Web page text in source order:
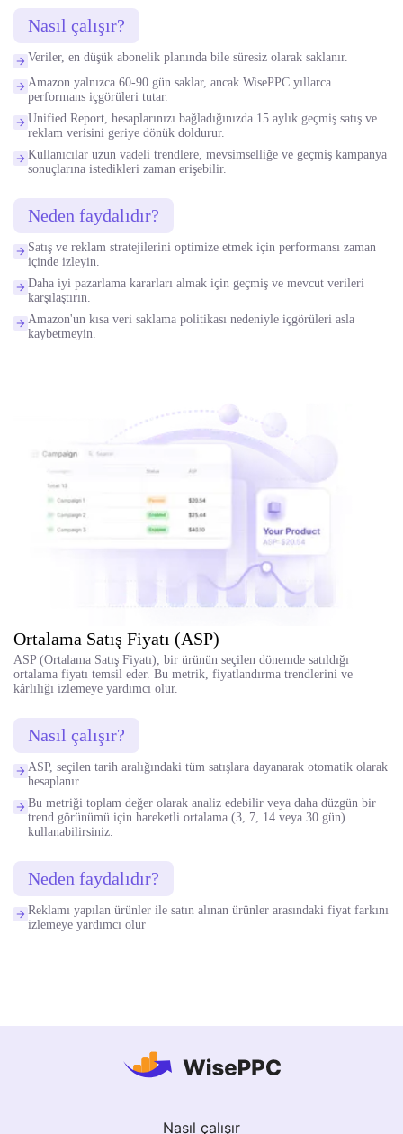
Nasıl çalışır?
Veriler, en düşük abonelik planında bile süresiz olarak saklanır.
Amazon yalnızca 60-90 gün saklar, ancak WisePPC yıllarca
performans içgörüleri tutar.
Unified Report, hesaplarınızı bağladığınızda 15 aylık geçmiş satış ve
reklam verisini geriye dönük doldurur.
Kullanıcılar uzun vadeli trendlere, mevsimselliğe ve geçmiş kampanya
sonuçlarına istedikleri zaman erişebilir.
Neden faydalıdır?
Satış ve reklam stratejilerini optimize etmek için performansı zaman
içinde izleyin.
Daha iyi pazarlama kararları almak için geçmiş ve mevcut verileri
karşılaştırın.
Amazon'un kısa veri saklama politikası nedeniyle içgörüleri asla
kaybetmeyin.
Ortalama Satış Fiyatı (ASP)
ASP (Ortalama Satış Fiyatı), bir ürünün seçilen dönemde satıldığı
ortalama fiyatı temsil eder. Bu metrik, fiyatlandırma trendlerini ve
kârlılığı izlemeye yardımcı olur.
Nasıl çalışır?
ASP, seçilen tarih aralığındaki tüm satışlara dayanarak otomatik olarak
hesaplanır.
Bu metriği toplam değer olarak analiz edebilir veya daha düzgün bir
trend görünümü için hareketli ortalama (3, 7, 14 veya 30 gün)
kullanabilirsiniz.
Neden faydalıdır?
Reklamı yapılan ürünler ile satın alınan ürünler arasındaki fiyat farkını
izlemeye yardımcı olur
Nasıl çalışır